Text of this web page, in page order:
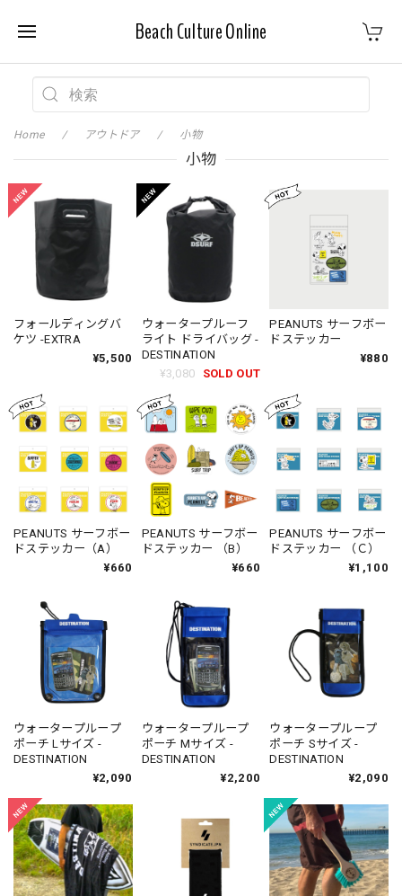
Beach Culture Online
Home アウトドア 小物
小物
フォールディングバ
ケツ -EXTRA
¥5,500
ウォータープルーフ
ライト ドライバッグ -
DESTINATION
¥3,080
SOLD OUT
PEANUTS サーフボー
ドステッカー
¥880
PEANUTS サーフボー
ドステッカー（A）
¥660
PEANUTS サーフボー
ドステッカー （B）
¥660
PEANUTS サーフボー
ドステッカー （Ｃ）
¥1,100
ウォータープループ
ポーチ Lサイズ -
DESTINATION
¥2,090
ウォータープループ
ポーチ Mサイズ -
DESTINATION
¥2,200
ウォータープループ
ポーチ Sサイズ -
DESTINATION
¥2,090